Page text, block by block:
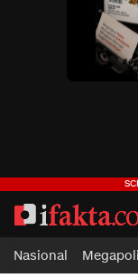
ifakta.co
#pastibenar
Nasional